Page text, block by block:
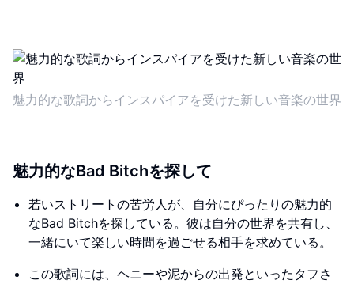
魅力的な歌詞からインスパイアを受けた新しい音楽の世界
魅力的なBad Bitchを探して
若いストリートの苦労人が、自分にぴったりの魅力的
なBad Bitchを探している。彼は自分の世界を共有し、
一緒にいて楽しい時間を過ごせる相手を求めている。
この歌詞には、ヘニーや泥からの出発といったタフさ